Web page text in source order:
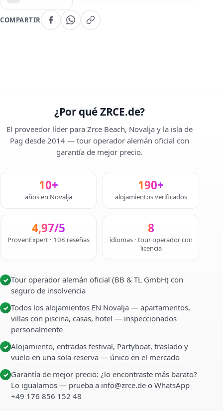
COMPARTIR
¿Por qué ZRCE.de?
El proveedor líder para Zrce Beach, Novalja y la isla de
Pag desde 2014 — tour operador alemán oficial con
garantía de mejor precio.
10+
años en Novalja
190+
alojamientos verificados
4,97/5
ProvenExpert · 108 reseñas
8
idiomas · tour operador con
licencia
✓ Tour operador alemán oficial (BB & TL GmbH) con
seguro de insolvencia
✓ Todos los alojamientos EN Novalja — apartamentos,
villas con piscina, casas, hotel — inspeccionados
personalmente
✓ Alojamiento, entradas festival, Partyboat, traslado y
vuelo en una sola reserva — único en el mercado
✓ Garantía de mejor precio: ¿lo encontraste más barato?
Lo igualamos — prueba a info@zrce.de o WhatsApp
+49 176 856 152 48